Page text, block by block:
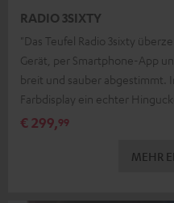
RADIO 3SIXTY
"Das Teufel Radio 3sixty
Gerät, per Smartphone-App
breit und sauber abgestimmt.
Farbdisplay ein echter
€ 299,99
MEHR